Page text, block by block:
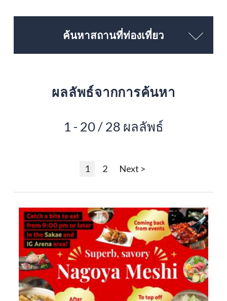
ค้นหาสถานที่ท่องเที่ยว
ผลลัพธ์จากการค้นหา
1 - 20 / 28 ผลลัพธ์
1 2 Next >